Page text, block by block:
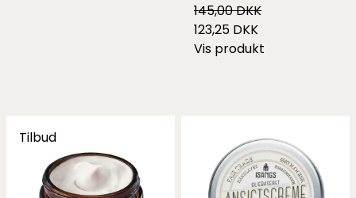
145,00 DKK
123,25 DKK
Vis produkt
Tilbud